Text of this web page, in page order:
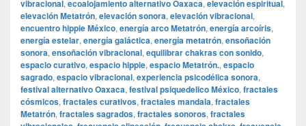
vibracional, ecoalojamiento alternativo Oaxaca, elevación espiritual,
elevación Metatrón, elevación sonora, elevación vibracional,
encuentro hippie México, energía arco Metatrón, energía arcoíris,
energía estelar, energía galáctica, energía metatrón, ensoñación
sonora, ensoñación vibracional, equilibrar chakras con sonido,
espacio curativo, espacio hippie, espacio Metatrón., espacio
sagrado, espacio vibracional, experiencia psicodélica sonora,
festival alternativo Oaxaca, festival psiquedelico México, fractales
cósmicos, fractales curativos, fractales mandala, fractales
Metatrón, fractales sagrados, fractales sonoros, fractales